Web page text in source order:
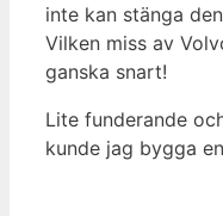
inte kan stänga
Vilken miss av
ganska snart!
Lite funderande
kunde jag bygga